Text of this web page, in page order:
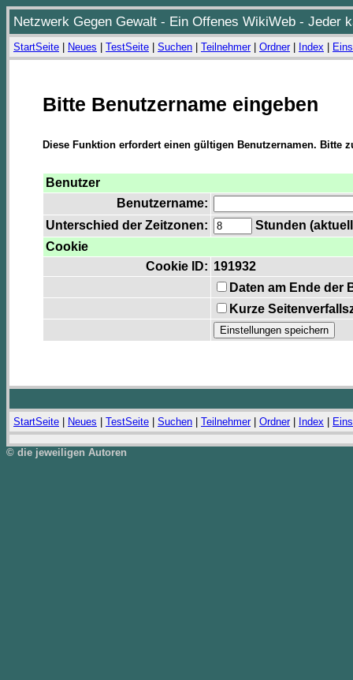
Netzwerk Gegen Gewalt - Ein Offenes WikiWeb - Jeder
StartSeite Neues TestSeite Suchen Teilnehmer| Ordner| Index
Bitte Benutzername eingeben
Diese Funktion erfordert einen gültigen Benutzernamen. Bitte
Benutzer
Benutzername:
Unterschied der Zeitzonen:
Stunden
Cookie
Cookie ID: 191932
Daten am Ende der
Kurze
StartSeite Neues TestSeite Suchen Teilnehmer| Ordner| Index
© die jeweiligen Autoren